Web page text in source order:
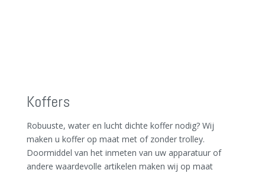
Koffers
Robuuste, water en lucht dichte koffer nodig? Wij
maken u koffer op maat met of zonder trolley.
Doormiddel van het inmeten van uw apparatuur of
andere waardevolle artikelen maken wij op maat